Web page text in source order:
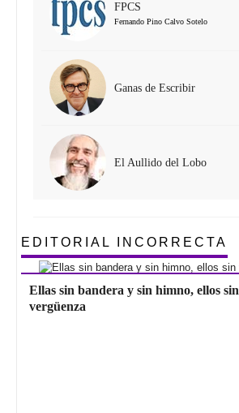
FPCS
Fernando Pino Calvo Sotelo
Ganas de Escribir
El Aullido del Lobo
EDITORIAL INCORRECTA
Ellas sin bandera y sin himno, ellos sin
vergüenza